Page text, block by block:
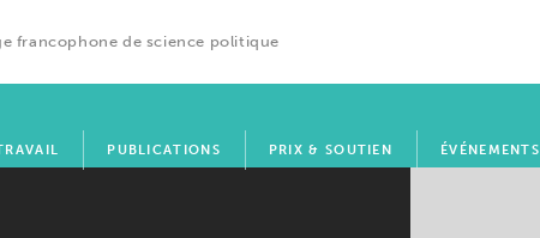
francophone de science politique
PUBLICATIONS PRIX & SOUTIEN ÉVÉNEMENTS